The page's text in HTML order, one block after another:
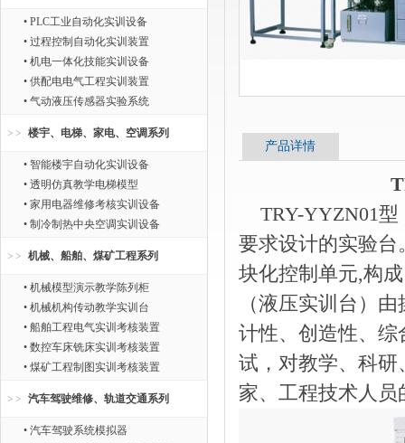
• PLC工业自动化实训设备
• 过程控制自动化实训装置
• 机电一体化技能实训设备
• 供配电电气工程实训装置
• 气动液压传感器实验系统
楼宇、电梯、家电、空调系列
• 智能楼宇自动化实训设备
• 透明仿真教学电梯模型
• 家用电器维修考核实训设备
• 制冷制热中央空调实训设备
机械、船舶、煤矿工程系列
• 机械模型演示教学陈列柜
• 机械机构传动教学实训台
• 船舶工程电气实训考核装置
• 数控车床铣床实训考核装置
• 煤矿工程制图实训考核装置
汽车驾驶维修、轨道交通系列
• 汽车驾驶系统模拟器
产品详情
TRY-YYZN01型
要求设计的实验
块化控制单元,构
（液压实训台）
计性、创造性、
试，对教学、科
家、工程技术人员